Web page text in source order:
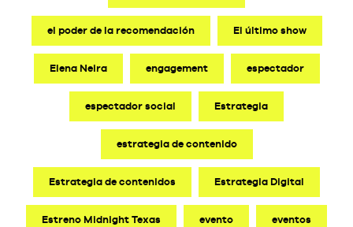
el poder de la recomendación El último show
Elena Neira engagement espectador
espectador social Estrategia
estrategia de contenido
Estrategia de contenidos Estrategia Digital
Estreno Midnight Texas evento eventos